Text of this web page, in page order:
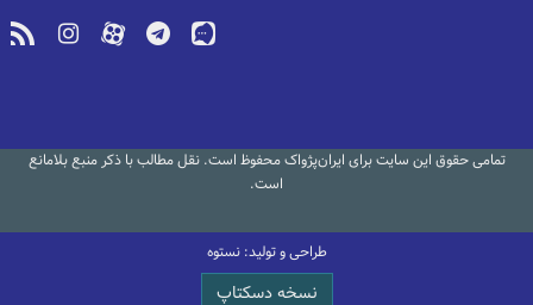
تمامی حقوق این سایت برای ایران‌پژواک محفوظ است. نقل مطالب با ذکر منبع بلامانع
است.
طراحی و تولید: نستوه
نسخه دسکتاپ